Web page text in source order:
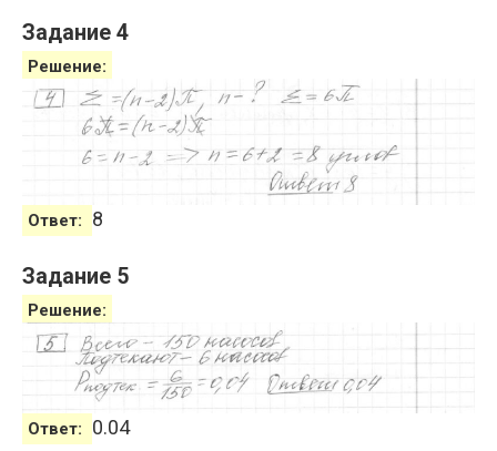
Задание 4
Решение:
Ответ: 8
Задание 5
Решение:
Ответ: 0.04